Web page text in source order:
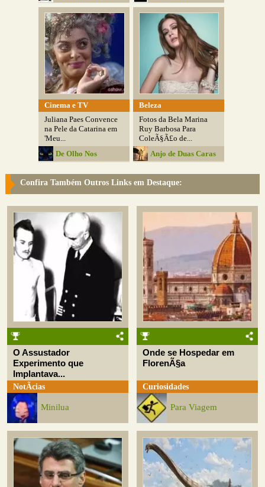
Cinema e TV
Juliana Paes Convence
na Pele da Catarina em
'Meu...
De Olho Nos
Beleza
Fotos da Bela Marina
Ruy Barbosa Para
ColeÃ§Ã£o de...
Anjo de Duas Caras
Confira Também Outros Links em Destaque:
O Assustador
Experimento que
Implantava...
NotÃ­cias
Minilua
Onde se Hospedar em
FlorenÃ§a
Curiosidades
Para Viagem